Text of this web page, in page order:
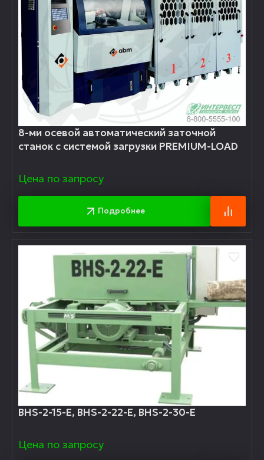
8-ми осевой автоматический заточной
станок с системой загрузки PREMIUM-LOAD
Цена по запросу
Подробнее
BHS-2-15-Е, BHS-2-22-E, BHS-2-30-E
Цена по запросу